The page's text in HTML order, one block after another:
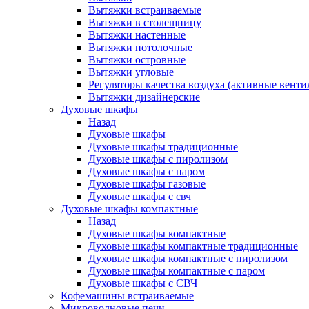
Вытяжки встраиваемые
Вытяжки в столещницу
Вытяжки настенные
Вытяжки потолочные
Вытяжки островные
Вытяжки угловые
Регуляторы качества воздуха (активные
Вытяжки дизайнерские
Духовые шкафы
Назад
Духовые шкафы
Духовые шкафы традиционные
Духовые шкафы с пиролизом
Духовые шкафы с паром
Духовые шкафы газовые
Духовые шкафы с свч
Духовые шкафы компактные
Назад
Духовые шкафы компактные
Духовые шкафы компактные традиционные
Духовые шкафы компактные с пиролизом
Духовые шкафы компактные с паром
Духовые шкафы с СВЧ
Кофемашины встраиваемые